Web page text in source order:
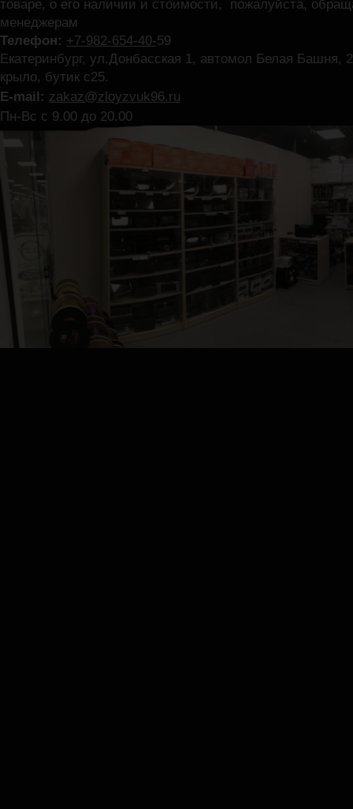
товаре, о его наличии и стоимости, пожалуйста,
менеджерам
Телефон: +7-982-654-40-59
Екатеринбург, ул.Донбасская 1, автомол Белая Башня,
крыло, бутик с25.
E-mail: zakaz@zloyzvuk96.ru
Пн-Вс с 9.00 до 20.00